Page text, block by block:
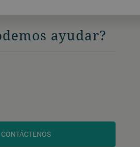
ayudar?
CONTÁCTENOS